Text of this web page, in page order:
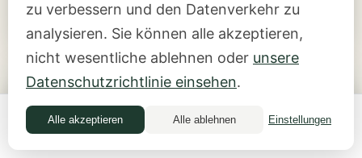
ENTDECKEN →
Money Quiz
zu verbessern und den Datenverkehr zu
analysieren. Sie können alle akzeptieren,
nicht wesentliche ablehnen oder unsere
Datenschutzrichtlinie einsehen.
Alle akzeptieren Alle ablehnen Einstellungen